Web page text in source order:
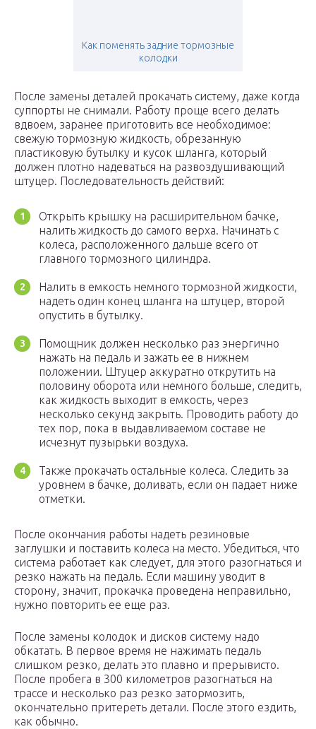
Как поменять задние тормозные
колодки
После замены деталей прокачать систему, даже когда
суппорты не снимали. Работу проще всего делать
вдвоем, заранее приготовить все необходимое:
свежую тормозную жидкость, обрезанную
пластиковую бутылку и кусок шланга, который
должен плотно надеваться на развоздушивающий
штуцер. Последовательность действий:
Открыть крышку на расширительном бачке,
налить жидкость до самого верха. Начинать с
колеса, расположенного дальше всего от
главного тормозного цилиндра.
Налить в емкость немного тормозной жидкости,
надеть один конец шланга на штуцер, второй
опустить в бутылку.
Помощник должен несколько раз энергично
нажать на педаль и зажать ее в нижнем
положении. Штуцер аккуратно открутить на
половину оборота или немного больше, следить,
как жидкость выходит в емкость, через
несколько секунд закрыть. Проводить работу до
тех пор, пока в выдавливаемом составе не
исчезнут пузырьки воздуха.
Также прокачать остальные колеса. Следить за
уровнем в бачке, доливать, если он падает ниже
отметки.
После окончания работы надеть резиновые
заглушки и поставить колеса на место. Убедиться, что
система работает как следует, для этого разогнаться и
резко нажать на педаль. Если машину уводит в
сторону, значит, прокачка проведена неправильно,
нужно повторить ее еще раз.
После замены колодок и дисков систему надо
обкатать. В первое время не нажимать педаль
слишком резко, делать это плавно и прерывисто.
После пробега в 300 километров разогнаться на
трассе и несколько раз резко затормозить,
окончательно притереть детали. После этого ездить,
как обычно.